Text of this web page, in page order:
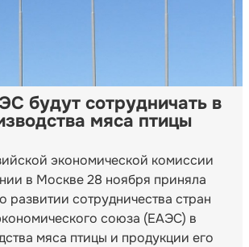
будут сотрудничать в
мяса птицы
экономической комиссии
в Москве 28 ноября приняла
развитии сотрудничества стран
союза (ЕАЭС) в
мяса птицы и продукции его